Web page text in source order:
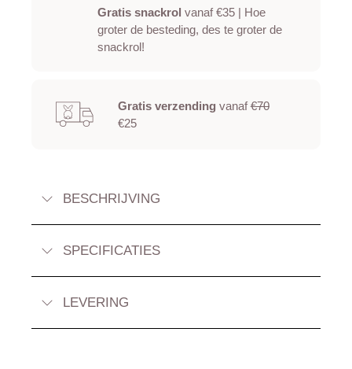
Gratis snackrol vanaf €35 | Hoe
groter de besteding, des te groter de
snackrol!
Gratis verzending vanaf€70
€25
BESCHRIJVING
SPECIFICATIES
LEVERING